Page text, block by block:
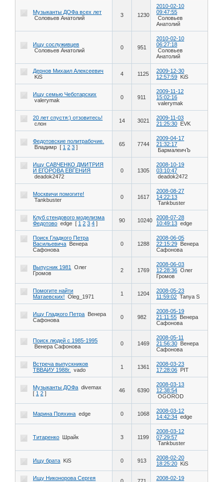
Музыканты ДОФа всех лет
Соловьев Анатолий
3 1230
2010-02-10
09:47:55
Соловьев
Анатолий
Ищу сослуживцев
Соловьев Анатолий
0 951
2010-02-10
06:27:18
Соловьев
Анатолий
Дернов Михаил Алексеевич
KiS
4 1125
2009-12-30
12:57:59
KiS
Ищу семью Чеботарских
valerymak
0 911
2009-11-12
15:02:16
valerymak
20 лет спустя:) отзовитесь!
слон
14 3021
2009-11-03
21:25:30
EVK
Федотовские политрабочие.
Владимр [ 1 2 3 ] 65 7744
2009-04-17
21:32:17
БармалеичЪ
Ищу САВЧЕНКО ДМИТРИЯ
И ЕГОРОВА ЕВГЕНИЯ
deadok2472
0 1305
2008-10-19
03:10:47
deadok2472
Москвичи помогите!
Tankbuster
0 1617
2008-08-27
14:22:13
Tankbuster
Клуб стендового моделизма
Федотово edge [ 1 2 3 4 ] 90 10240
2008-07-28
10:49:13 edge
Поиск Гладкого Петра
Васильевича
Венера
Сафонова
0 1288
2008-06-05
22:15:29
Венера
Сафонова
Выпусник 1981
Олег
Громов
2 1769
2008-06-03
12:28:36 Олег
Громов
Помогите найти
Матаевских!
Oleg_1971 1 1204
2008-05-23
11:59:02 Tanya S
Ищу Гладкого Петра
Венера
Сафонова
0 982
2008-05-19
21:11:55
Венера
Сафонова
Поиск людей с 1985-1995
Венера Сафонова
0 1469
2008-05-11
21:56:30
Венера
Сафонова
Встреча выпускников
ТВВАИУ 1988г.
vado 1 1361
2008-03-23
17:28:06
РIT
Музыканты ДОФа divemax
[ 1 2 ] 46 6390
2008-03-13
12:38:54
OGOROD
Марина Пряхина edge 0 1068
2008-03-12
14:42:34 edge
Титаренко Шрайк 3 1199
2008-03-12
07:29:57
Tankbuster
Ищу брата KiS 0 913
2008-02-20
18:25:20
KiS
Ищу Никонорова Сергея
2008-02-19